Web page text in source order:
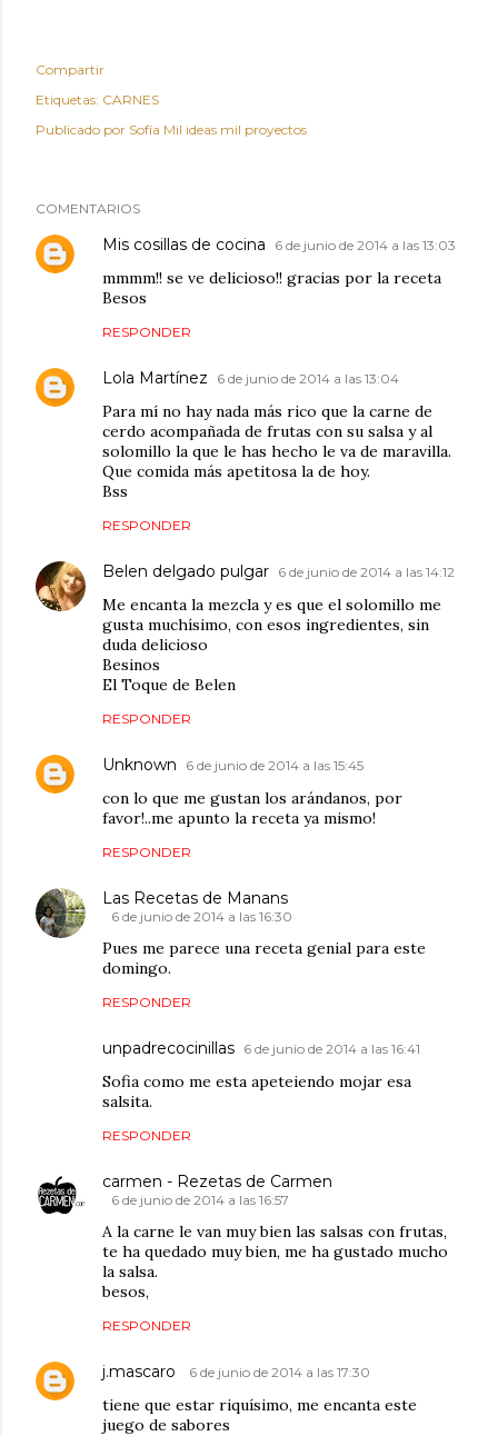
Compartir
Etiquetas: CARNES
Publicado por Sofía Mil ideas mil proyectos
COMENTARIOS
Mis cosillas de cocina 6 de junio de 2014 a las 13:03
mmmm!! se ve delicioso!! gracias por la receta
Besos
RESPONDER
Lola Martínez 6 de junio de 2014 a las 13:04
Para mí no hay nada más rico que la carne de
cerdo acompañada de frutas con su salsa y al
solomillo la que le has hecho le va de maravilla.
Que comida más apetitosa la de hoy.
Bss
RESPONDER
Belen delgado pulgar 6 de junio de 2014 a las 14:12
Me encanta la mezcla y es que el solomillo me
gusta muchísimo, con esos ingredientes, sin
duda delicioso
Besinos
El Toque de Belen
RESPONDER
Unknown 6 de junio de 2014 a las 15:45
con lo que me gustan los arándanos, por
favor!..me apunto la receta ya mismo!
RESPONDER
Las Recetas de Manans
6 de junio de 2014 a las 16:30
Pues me parece una receta genial para este
domingo.
RESPONDER
unpadrecocinillas 6 de junio de 2014 a las 16:41
Sofia como me esta apeteiendo mojar esa
salsita.
RESPONDER
carmen - Rezetas de Carmen
6 de junio de 2014 a las 16:57
A la carne le van muy bien las salsas con frutas,
te ha quedado muy bien, me ha gustado mucho
la salsa.
besos,
RESPONDER
j.mascaro 6 de junio de 2014 a las 17:30
tiene que estar riquísimo, me encanta este
juego de sabores